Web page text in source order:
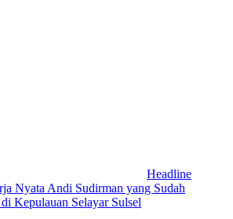
Headline
Nyata Andi Sudirman yang Sudah
Kepulauan Selayar Sulsel